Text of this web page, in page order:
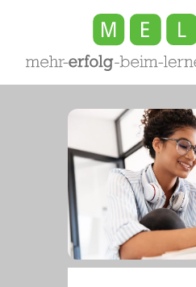
springen